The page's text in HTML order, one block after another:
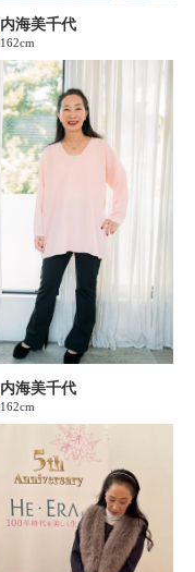
内海美千代
162cm
内海美千代
162cm